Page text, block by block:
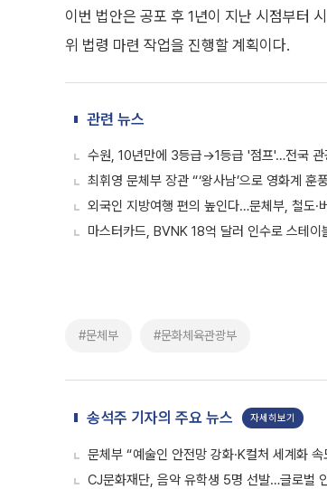
이번 법안은 공포 후 1년이 지난 시점부터
위 법령 마련 작업을 진행할 계획이다.
관련 뉴스
수원, 10년만에 3등급→1등급 '점프'…전국 관
최휘영 문체부 장관 “‘왕사남’으로 영화계
외국인 지방여행 편의 높인다…문체부, 철도·
마스터카드, BVNK 18억 달러 인수로 스테이
#문체부 #문화체육관광부
송석주 기자의 주요 뉴스 자세히보기
문체부 “예술인 안전망 강화·K컬처 세계화
CJ문화재단, 음악 유학생 5명 선발…글로벌